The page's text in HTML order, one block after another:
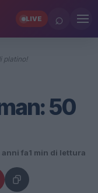
LIVE ⌕
platino!
50
anni fa1 min di lettura